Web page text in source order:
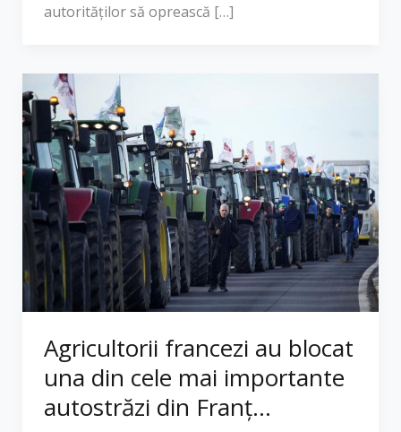
autorităților să oprească […]
Agricultorii francezi au blocat
una din cele mai importante
autostrăzi din Franţ...